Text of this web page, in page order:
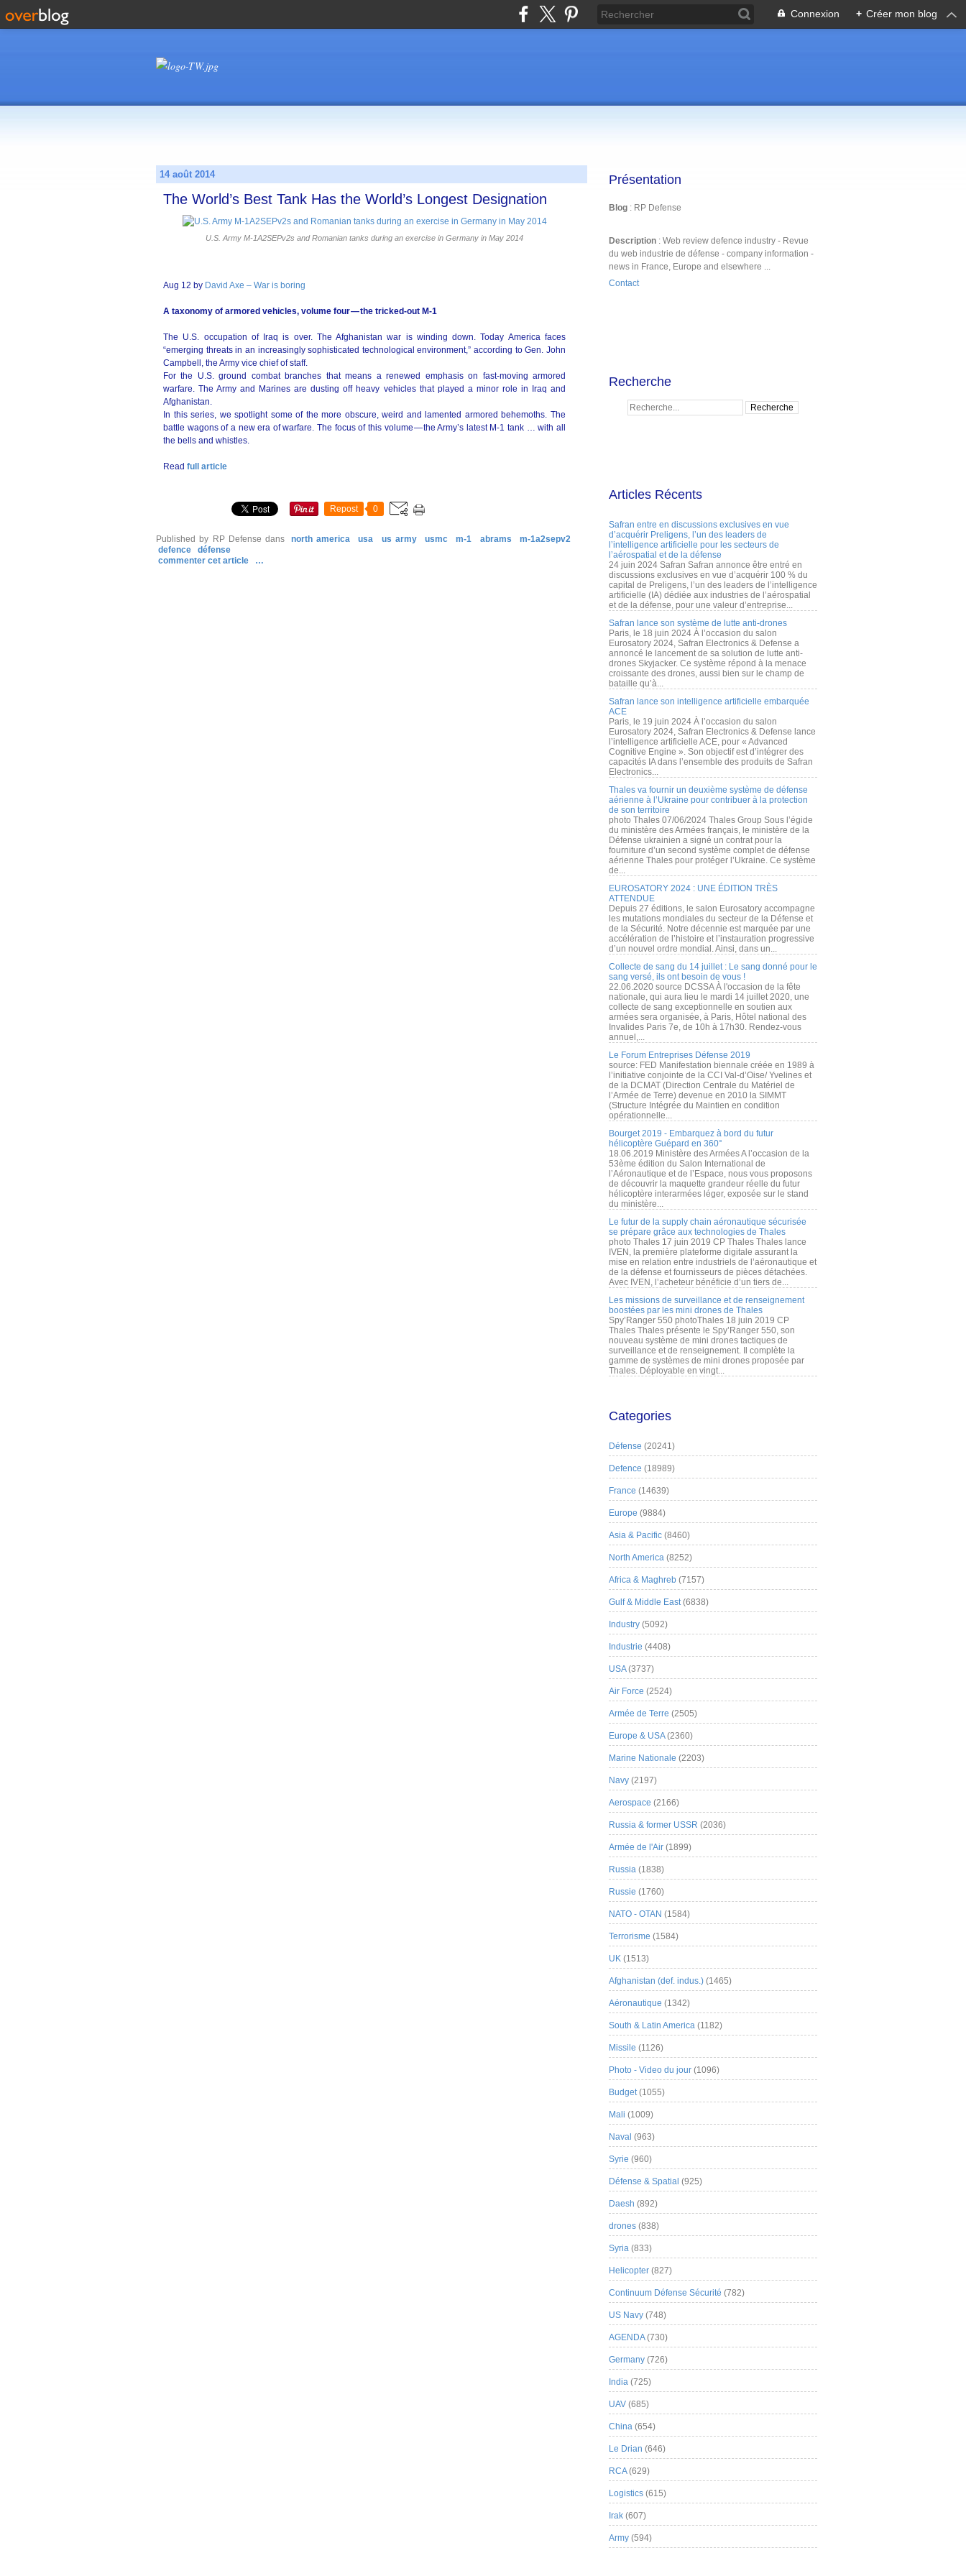
Connexion + Créer mon blog
14 août 2014
The World’s Best Tank Has the World’s Longest Designation
U.S. Army M-1A2SEPv2s and Romanian tanks during an exercise in Germany in May 2014
Aug 12 by David Axe – War is boring
A taxonomy of armored vehicles, volume four — the tricked-out M-1
The U.S. occupation of Iraq is over. The Afghanistan war is winding down. Today America faces
“emerging threats in an increasingly sophisticated technological environment,” according to Gen. John
Campbell, the Army vice chief of staff.
For the U.S. ground combat branches that means a renewed emphasis on fast-moving armored
warfare. The Army and Marines are dusting off heavy vehicles that played a minor role in Iraq and
Afghanistan.
In this series, we spotlight some of the more obscure, weird and lamented armored behemoths. The
battle wagons of a new era of warfare. The focus of this volume — the Army’s latest M-1 tank … with all
the bells and whistles.
Read full article
Repost 0
Published by RP Defense dans north america usa us army usmc m-1 abrams
m-1a2sepv2
defence
défense
commenter cet article
…
Présentation
Blog : RP Defense
Description : Web review defence industry - Revue
du web industrie de défense - company information -
news in France, Europe and elsewhere ...
Contact
Recherche
Articles Récents
Safran entre en discussions exclusives en vue
d’acquérir Preligens, l’un des leaders de
l’intelligence artificielle pour les secteurs de
l’aérospatial et de la défense
24 juin 2024 Safran Safran annonce être entré en
discussions exclusives en vue d’acquérir 100 % du
capital de Preligens, l’un des leaders de l’intelligence
artificielle (IA) dédiée aux industries de l’aérospatial
et de la défense, pour une valeur d’entreprise...
Safran lance son système de lutte anti-drones
Paris, le 18 juin 2024 À l’occasion du salon
Eurosatory 2024, Safran Electronics & Defense a
annoncé le lancement de sa solution de lutte anti-
drones Skyjacker. Ce système répond à la menace
croissante des drones, aussi bien sur le champ de
bataille qu’à...
Safran lance son intelligence artificielle embarquée
ACE
Paris, le 19 juin 2024 À l’occasion du salon
Eurosatory 2024, Safran Electronics & Defense lance
l’intelligence artificielle ACE, pour « Advanced
Cognitive Engine ». Son objectif est d’intégrer des
capacités IA dans l’ensemble des produits de Safran
Electronics...
Thales va fournir un deuxième système de défense
aérienne à l’Ukraine pour contribuer à la protection
de son territoire
photo Thales 07/06/2024 Thales Group Sous l’égide
du ministère des Armées français, le ministère de la
Défense ukrainien a signé un contrat pour la
fourniture d’un second système complet de défense
aérienne Thales pour protéger l’Ukraine. Ce système
de...
EUROSATORY 2024 : UNE ÉDITION TRÈS
ATTENDUE
Depuis 27 éditions, le salon Eurosatory accompagne
les mutations mondiales du secteur de la Défense et
de la Sécurité. Notre décennie est marquée par une
accélération de l’histoire et l’instauration progressive
d’un nouvel ordre mondial. Ainsi, dans un...
Collecte de sang du 14 juillet : Le sang donné pour le
sang versé, ils ont besoin de vous !
22.06.2020 source DCSSA À l'occasion de la fête
nationale, qui aura lieu le mardi 14 juillet 2020, une
collecte de sang exceptionnelle en soutien aux
armées sera organisée, à Paris, Hôtel national des
Invalides Paris 7e, de 10h à 17h30. Rendez-vous
annuel,...
Le Forum Entreprises Défense 2019
source: FED Manifestation biennale créée en 1989 à
l’initiative conjointe de la CCI Val-d’Oise/ Yvelines et
de la DCMAT (Direction Centrale du Matériel de
l’Armée de Terre) devenue en 2010 la SIMMT
(Structure Intégrée du Maintien en condition
opérationnelle...
Bourget 2019 - Embarquez à bord du futur
hélicoptère Guépard en 360°
18.06.2019 Ministère des Armées A l’occasion de la
53ème édition du Salon International de
l’Aéronautique et de l’Espace, nous vous proposons
de découvrir la maquette grandeur réelle du futur
hélicoptère interarmées léger, exposée sur le stand
du ministère...
Le futur de la supply chain aéronautique sécurisée
se prépare grâce aux technologies de Thales
photo Thales 17 juin 2019 CP Thales Thales lance
IVEN, la première plateforme digitale assurant la
mise en relation entre industriels de l’aéronautique et
de la défense et fournisseurs de pièces détachées.
Avec IVEN, l’acheteur bénéficie d’un tiers de...
Les missions de surveillance et de renseignement
boostées par les mini drones de Thales
Spy’Ranger 550 photoThales 18 juin 2019 CP
Thales Thales présente le Spy’Ranger 550, son
nouveau système de mini drones tactiques de
surveillance et de renseignement. Il complète la
gamme de systèmes de mini drones proposée par
Thales. Déployable en vingt...
Categories
Défense (20241)
Defence (18989)
France (14639)
Europe (9884)
Asia & Pacific (8460)
North America (8252)
Africa & Maghreb (7157)
Gulf & Middle East(6838)
Industry (5092)
Industrie (4408)
USA(3737)
Air Force (2524)
Armée de Terre (2505)
Europe & USA(2360)
Marine Nationale (2203)
Navy (2197)
Aerospace (2166)
Russia & former USSR (2036)
Armée de l'Air (1899)
Russia (1838)
Russie (1760)
NATO - OTAN (1584)
Terrorisme (1584)
UK (1513)
Afghanistan (def. indus.) (1465)
Aéronautique (1342)
South & Latin America (1182)
Missile (1126)
Photo - Video du jour (1096)
Budget(1055)
Mali (1009)
Naval (963)
Syrie (960)
Défense & Spatial (925)
Daesh (892)
drones (838)
Syria (833)
Helicopter (827)
Continuum Défense Sécurité (782)
US Navy (748)
AGENDA(730)
Germany (726)
India (725)
UAV (685)
China (654)
Le Drian (646)
RCA(629)
Logistics (615)
Irak (607)
Army (594)